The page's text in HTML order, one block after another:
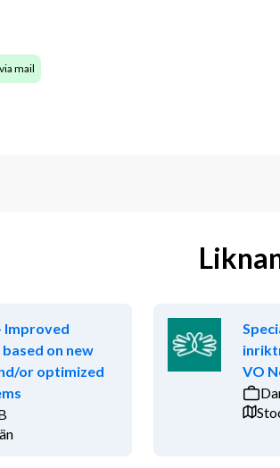
mail
Improved
on new
or optimized
VO